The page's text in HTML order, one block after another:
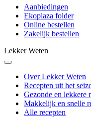
Aanbiedingen
Ekoplaza folder
Online bestellen
Zakelijk bestellen
Lekker Weten
Over Lekker Weten
Recepten uit het
Gezonde en lekkere
Makkelijk en snelle
Alle recepten